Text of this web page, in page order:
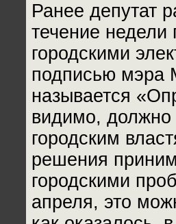
Ранее депутат
течение недели
городскими
подписью мэра
называется
видимо, должно
городским
решения
городскими
апреля, это